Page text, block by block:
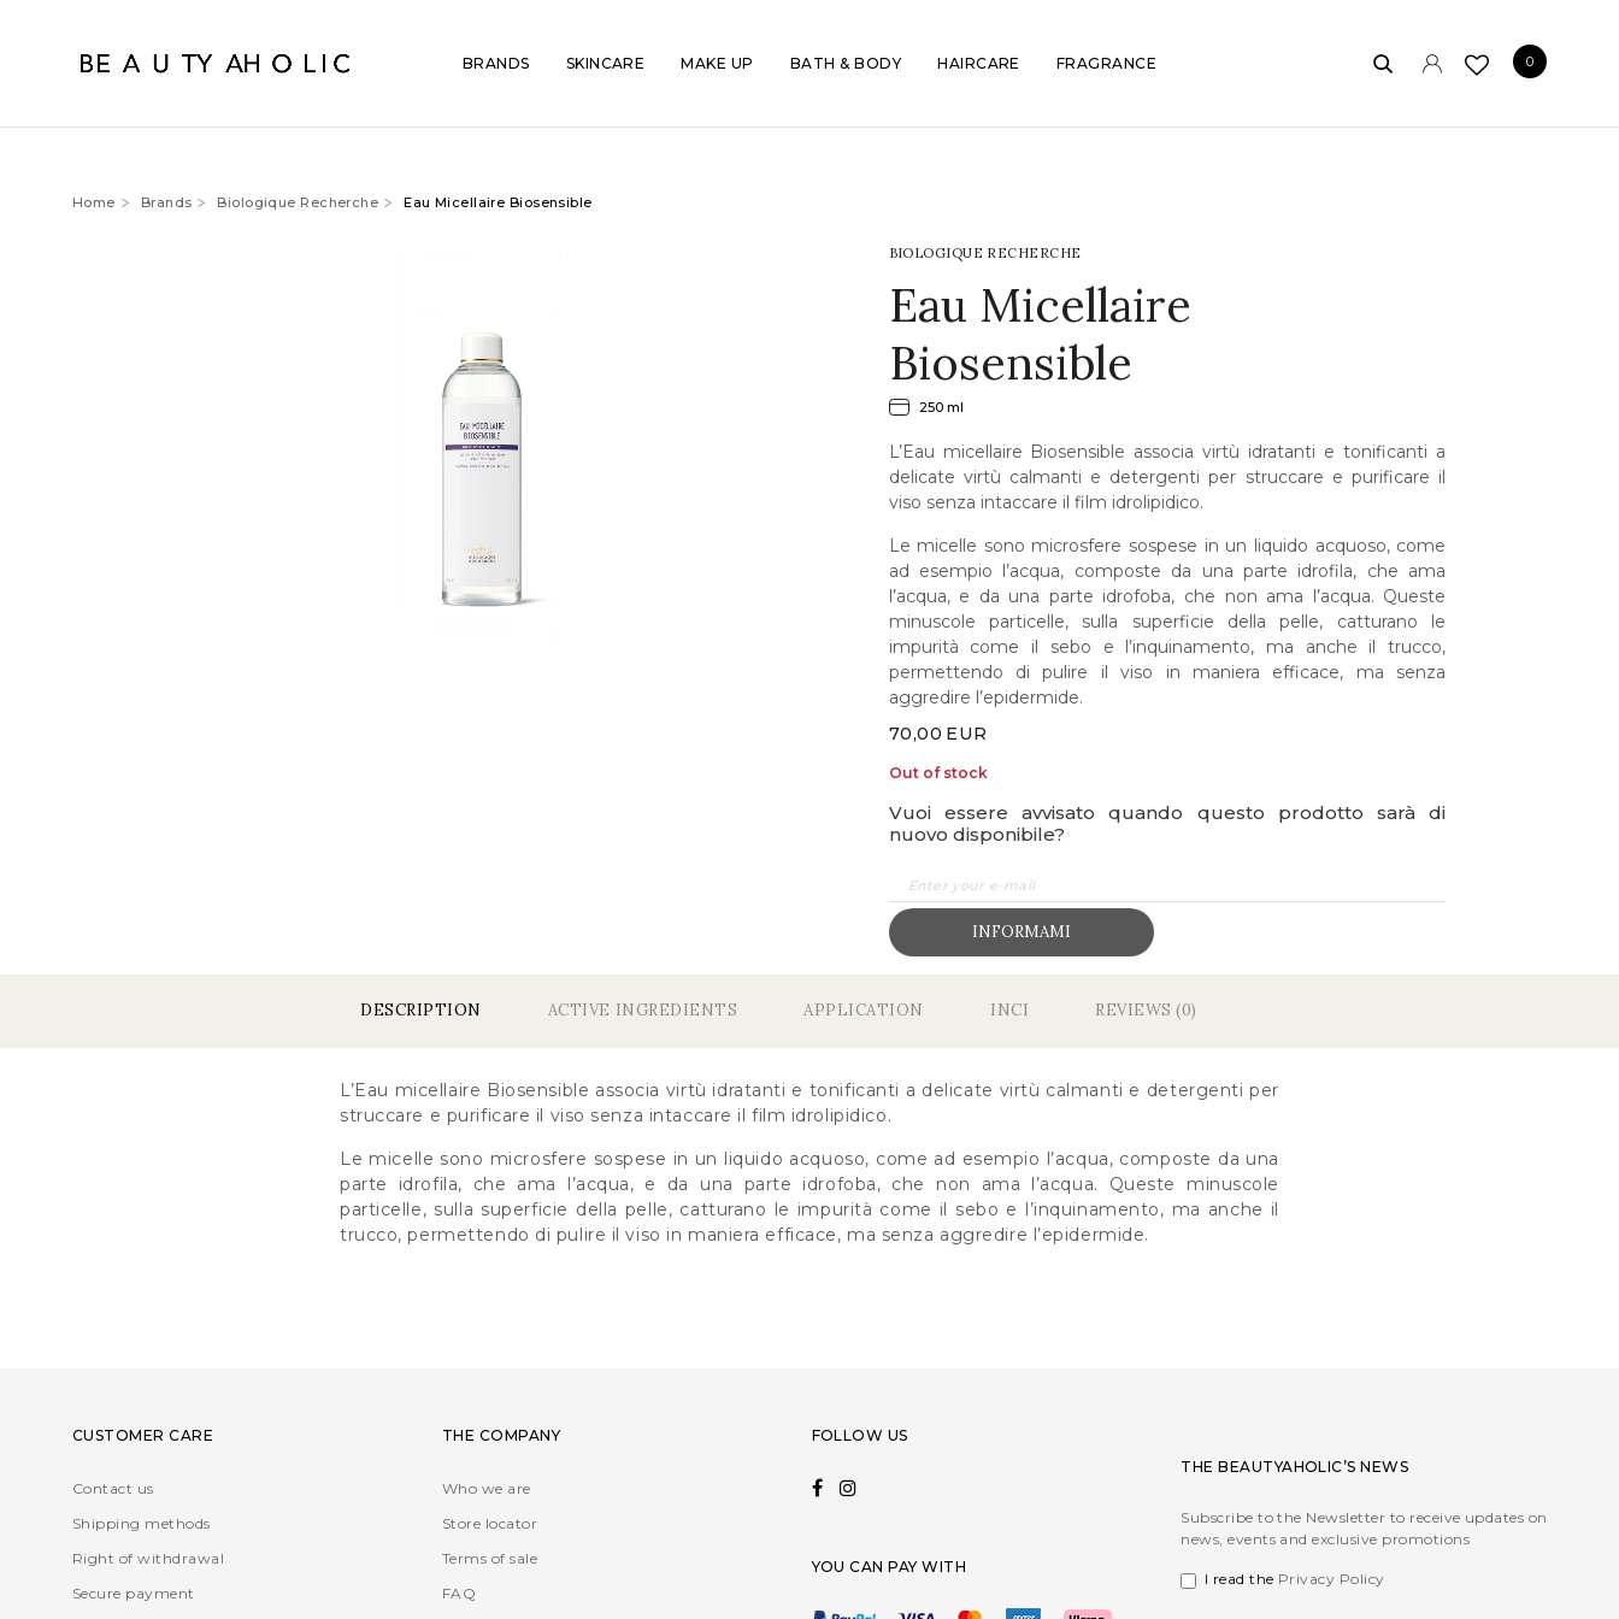
0
BRANDS SKINCARE MAKE UP BATH & BODY HAIRCARE FRAGRANCE
Home Brands Biologique Recherche Eau Micellaire Biosensible
BIOLOGIQUE RECHERCHE
Eau Micellaire
Biosensible
250 ml
L’Eau micellaire Biosensible associa virtù idratanti e tonificanti a
delicate virtù calmanti e detergenti per struccare e purificare il
viso senza intaccare il film idrolipidico.
Le micelle sono microsfere sospese in un liquido acquoso, come
ad esempio l’acqua, composte da una parte idrofila, che ama
l’acqua, e da una parte idrofoba, che non ama l’acqua. Queste
minuscole particelle, sulla superficie della pelle, catturano le
impurità come il sebo e l’inquinamento, ma anche il trucco,
permettendo di pulire il viso in maniera efficace, ma senza
aggredire l’epidermide.
70,00 EUR
Out of stock
Vuoi essere avvisato quando questo prodotto sarà di
nuovo disponibile?
INFORMAMI
DESCRIPTION ACTIVE INGREDIENTS APPLICATION INCI REVIEWS (0)
L’Eau micellaire Biosensible associa virtù idratanti e tonificanti a delicate virtù calmanti e detergenti per
struccare e purificare il viso senza intaccare il film idrolipidico.
Le micelle sono microsfere sospese in un liquido acquoso, come ad esempio l’acqua, composte da una
parte idrofila, che ama l’acqua, e da una parte idrofoba, che non ama l’acqua. Queste minuscole
particelle, sulla superficie della pelle, catturano le impurità come il sebo e l’inquinamento, ma anche il
trucco, permettendo di pulire il viso in maniera efficace, ma senza aggredire l’epidermide.
CUSTOMER CARE
Contact us
Shipping methods
Right of withdrawal
Secure payment
THE COMPANY
Who we are
Store locator
Terms of sale
FAQ
FOLLOW US
YOU CAN PAY WITH
THE BEAUTYAHOLIC’S NEWS
Subscribe to the Newsletter to receive updates on
news, events and exclusive promotions
I read the Privacy Policy